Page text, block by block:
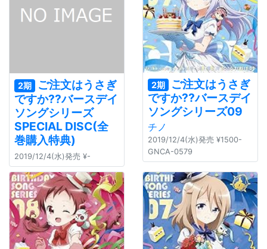
2期 ご注文はうさぎ
ですか??バースデイ
ソングシリーズ
SPECIAL DISC(全
巻購入特典)
2019/12/4(水)発売 ¥-
2期 ご注文はうさぎ
ですか??バースデイ
ソングシリーズ09
チノ
2019/12/4(水)発売 ¥1500-
GNCA-0579